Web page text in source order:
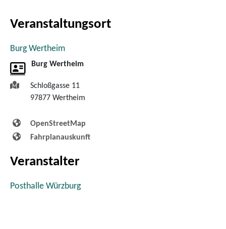
Veranstaltungsort
Burg Wertheim
Burg Wertheim
Schloßgasse 11
97877 Wertheim
OpenStreetMap
Fahrplanauskunft
Veranstalter
Posthalle Würzburg